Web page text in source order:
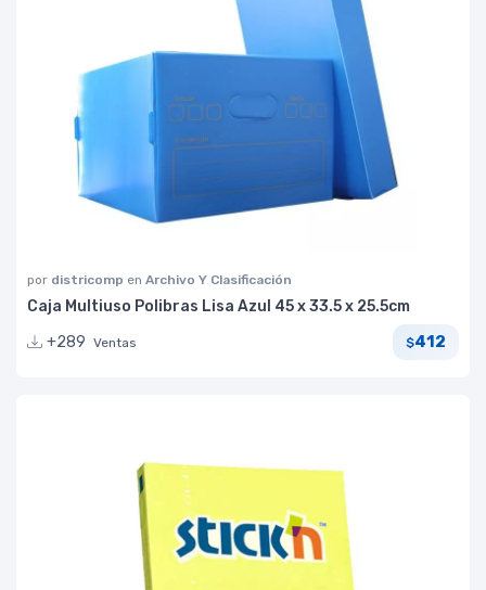
por districomp en Archivo Y Clasificación
Caja Multiuso Polibras Lisa Azul 45 x 33.5 x 25.5cm
+289 Ventas $412